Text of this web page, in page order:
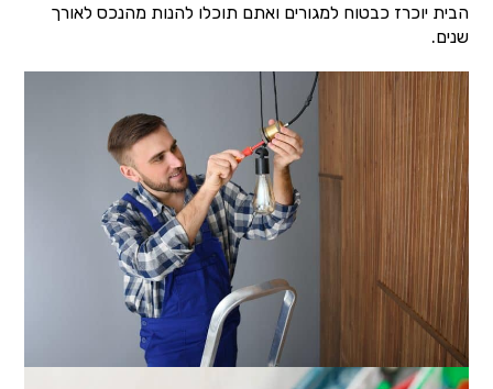
הבית יוכרז כבטוח למגורים ואתם תוכלו להנות מהנכס לאורך
שנים.